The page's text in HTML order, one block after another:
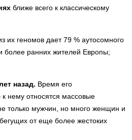
ближе всего к классическому
их геномов дает 79 % аутосомного
более ранних жителей Европы;
назад. Время его
нему относятся массовые
только мужчин, но много женщин и
, бегущих от еще более жестоких